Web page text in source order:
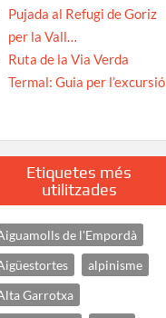
Pujada al Refugi de Goriz
per la Vall…
Ruta de la Via Verda
Termal: Guia per l’excursió
Etiquetes més
utilitzades
de l'Empordà
alpinisme
Garrotxa